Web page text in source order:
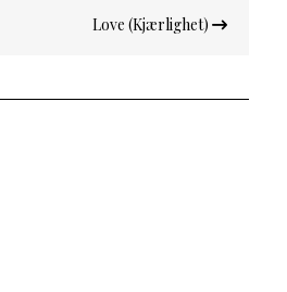
Love (Kjærlighet)